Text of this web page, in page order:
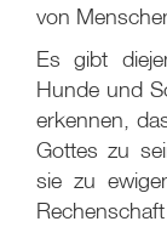
von
Es gibt
Hunde und
erkennen,
Gottes zu
sie zu